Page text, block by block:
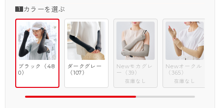
タイツの製法を応用した丸編みで伸びやかにフィットし、気になる二
の腕も細見え。
二の腕からもズレ落ちにくく、親指までしっかりカバーする長めの仕
様で紫外線から腕を守る。
※こちらの商品は、アツギにいただくお客様からのご意見を製品に反映
し、
別注生産をおこなったWEB専売商品でございます。
カラーを選ぶ
ブラック（48
0）
ダークグレー
（107）
Newモカグレ
ー（39）
在庫なし
Newオークル
（365）
在庫なし